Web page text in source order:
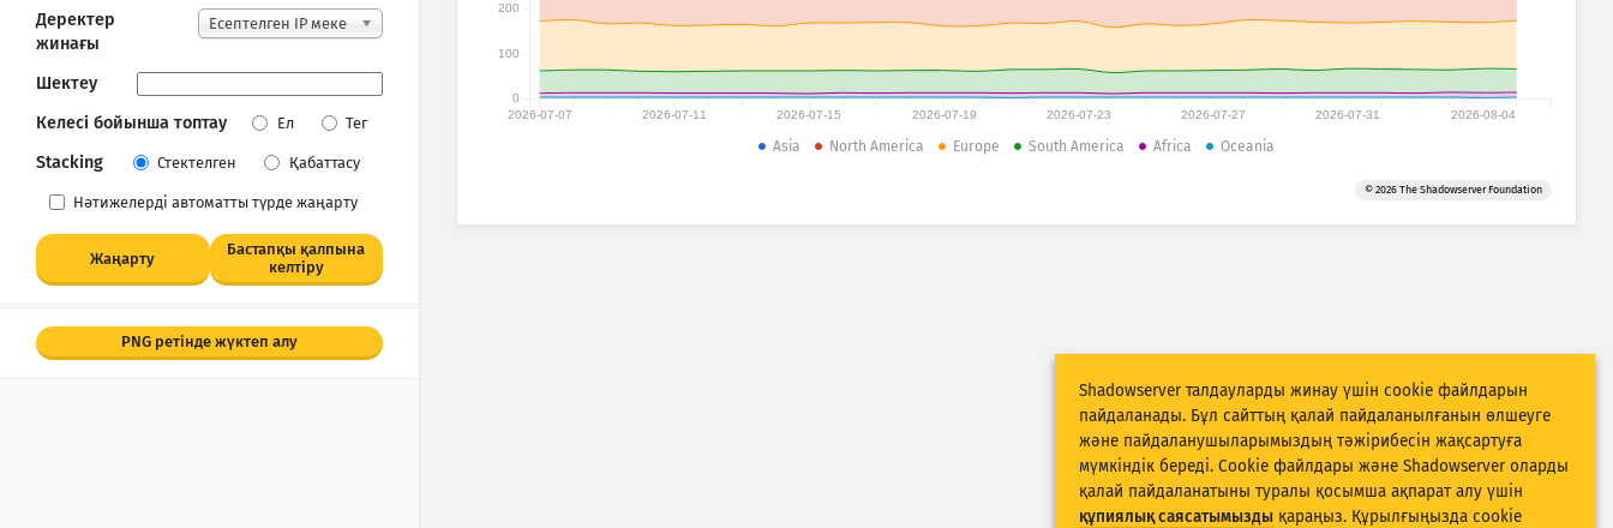
Деректер
жинағы
Есептелген IP меке
Шектеу
Келесі бойынша топтау
Ел Тег
Stacking Стектелген Қабаттасу
Нәтижелерді автоматты түрде жаңарту
Жаңарту
Бастапқы қалпына
келтіру
PNG ретінде жүктеп алу
2026-07-07 2026-07-11 2026-07-15 2026-07-19 2026-07-23 2026-07-27 2026-07-31 2026-08-04
0
100
200
Asia North America Europe South America Africa Oceania
© 2026 The Shadowserver Foundation
Shadowserver талдауларды жинау үшін cookie файлдарын
пайдаланады. Бұл сайттың қалай пайдаланылғанын өлшеуге
және пайдаланушыларымыздың тәжірибесін жақсартуға
мүмкіндік береді. Cookie файлдары және Shadowserver оларды
қалай пайдаланатыны туралы қосымша ақпарат алу үшін
құпиялық саясатымызды қараңыз. Құрылғыңызда cookie